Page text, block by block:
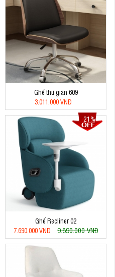
Ghế thư giãn 609
3.011.000 VNĐ
21%
Ghế Recliner 02
7.690.000 VNĐ
9.690.000 VNĐ